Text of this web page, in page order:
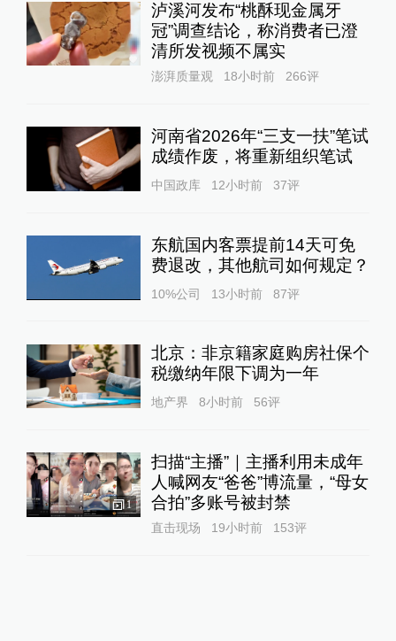
泸溪河发布“桃酥现金属牙
冠”调查结论，称消费者已澄
清所发视频不属实
澎湃质量观 18小时前 266评
河南省2026年“三支一扶”笔试
成绩作废，将重新组织笔试
中国政库 12小时前 37评
东航国内客票提前14天可免
费退改，其他航司如何规定？
10%公司 13小时前 87评
北京：非京籍家庭购房社保个
税缴纳年限下调为一年
地产界 8小时前 56评
1
扫描“主播”｜主播利用未成年
人喊网友“爸爸”博流量，“母女
合拍”多账号被封禁
直击现场 19小时前 153评